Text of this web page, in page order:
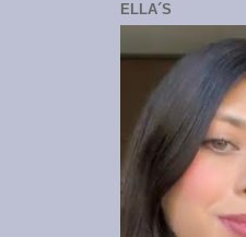
ELLA´S